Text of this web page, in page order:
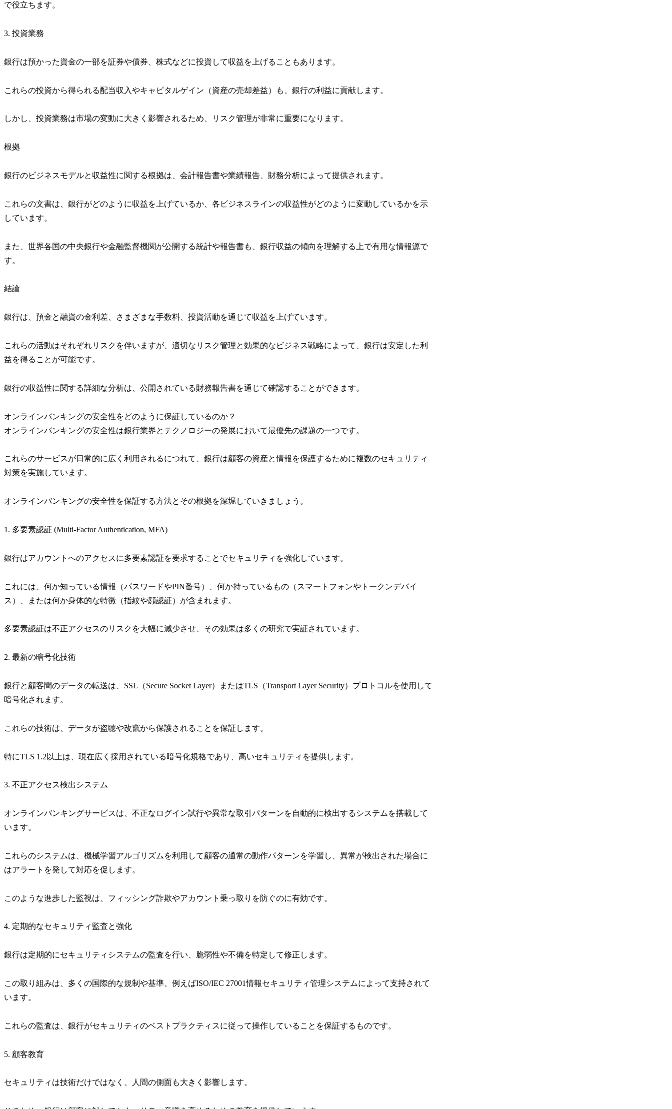
で役立ちます。
3. 投資業務
銀行は預かった資金の一部を証券や債券、株式などに投資して収益を上げることもあります。
これらの投資から得られる配当収入やキャピタルゲイン（資産の売却差益）も、銀行の利益に貢献します。
しかし、投資業務は市場の変動に大きく影響されるため、リスク管理が非常に重要になります。
根拠
銀行のビジネスモデルと収益性に関する根拠は、会計報告書や業績報告、財務分析によって提供されます。
これらの文書は、銀行がどのように収益を上げているか、各ビジネスラインの収益性がどのように変動しているかを示
しています。
また、世界各国の中央銀行や金融監督機関が公開する統計や報告書も、銀行収益の傾向を理解する上で有用な情報源で
す。
結論
銀行は、預金と融資の金利差、さまざまな手数料、投資活動を通じて収益を上げています。
これらの活動はそれぞれリスクを伴いますが、適切なリスク管理と効果的なビジネス戦略によって、銀行は安定した利
益を得ることが可能です。
銀行の収益性に関する詳細な分析は、公開されている財務報告書を通じて確認することができます。
オンラインバンキングの安全性をどのように保証しているのか？
オンラインバンキングの安全性は銀行業界とテクノロジーの発展において最優先の課題の一つです。
これらのサービスが日常的に広く利用されるにつれて、銀行は顧客の資産と情報を保護するために複数のセキュリティ
対策を実施しています。
オンラインバンキングの安全性を保証する方法とその根拠を深堀していきましょう。
1. 多要素認証 (Multi-Factor Authentication, MFA)
銀行はアカウントへのアクセスに多要素認証を要求することでセキュリティを強化しています。
これには、何か知っている情報（パスワードやPIN番号）、何か持っているもの（スマートフォンやトークンデバイ
ス）、または何か身体的な特徴（指紋や顔認証）が含まれます。
多要素認証は不正アクセスのリスクを大幅に減少させ、その効果は多くの研究で実証されています。
2. 最新の暗号化技術
銀行と顧客間のデータの転送は、SSL（Secure Socket Layer）またはTLS（Transport Layer Security）プロトコルを使用して
暗号化されます。
これらの技術は、データが盗聴や改竄から保護されることを保証します。
特にTLS 1.2以上は、現在広く採用されている暗号化規格であり、高いセキュリティを提供します。
3. 不正アクセス検出システム
オンラインバンキングサービスは、不正なログイン試行や異常な取引パターンを自動的に検出するシステムを搭載して
います。
これらのシステムは、機械学習アルゴリズムを利用して顧客の通常の動作パターンを学習し、異常が検出された場合に
はアラートを発して対応を促します。
このような進歩した監視は、フィッシング詐欺やアカウント乗っ取りを防ぐのに有効です。
4. 定期的なセキュリティ監査と強化
銀行は定期的にセキュリティシステムの監査を行い、脆弱性や不備を特定して修正します。
この取り組みは、多くの国際的な規制や基準、例えばISO/IEC 27001情報セキュリティ管理システムによって支持されて
います。
これらの監査は、銀行がセキュリティのベストプラクティスに従って操作していることを保証するものです。
5. 顧客教育
セキュリティは技術だけではなく、人間の側面も大きく影響します。